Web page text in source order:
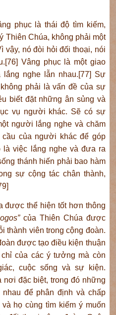
phục là thái độ tìm kiếm,
Thiên Chúa, không phải một
vậy, nó đòi hỏi đối thoại, nói
Vâng phục là một giao
nghe lẫn nhau.[77] Sự
phải là vấn đề của sự
biết đặt những ân sủng và
vụ người khác. Sẽ có sự
người lắng nghe và chăm
của người khác để góp
là việc lắng nghe và đưa ra
thánh hiến phải bao hàm
sự cộng tác chân thành,
được thể hiện tốt hơn thông
của Thiên Chúa được
thành viên trong cộng đoàn.
được tạo điều kiện thuận
của các ý tưởng mà còn
cuộc sống và sự kiện.
đặc biệt, trong đó những
để phân định và chấp
họ cùng tìm kiếm ý muốn